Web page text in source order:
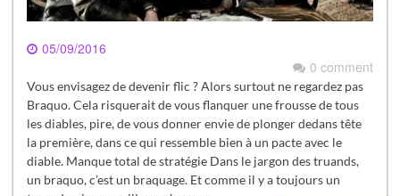
05/09/2016
0 comment
Vous envisagez de devenir flic ? Alors surtout ne regardez pas
Braquo. Cela risquerait de vous flanquer une frousse de tous
les diables, pire, de vous donner envie de plonger dedans tête
la première, dans ce qui ressemble bien à un pacte avec le
diable. Manque total de stratégie Dans le jargon des truands,
un braquo, c’est un braquage. Et comme il y a toujours un